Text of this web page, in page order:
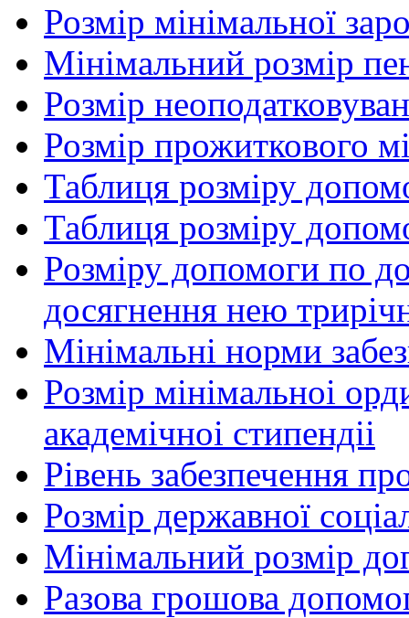
Розмір мінімальної
Мінімальний розмір
Розмір
Розмір прожиткового
Таблиця розміру
Таблиця розміру
Розміру допомоги по
досягнення нею
Мінімальні норми
Розмір мінімальноі
академічноі стипендіі
Рівень забезпечення
Розмір державної
Мінімальний розмір
Разова грошова